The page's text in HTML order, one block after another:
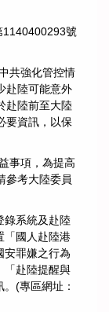
1140400293號
共強化管控情
赴陸可能意外
赴陸前至大陸
要資訊，以保
事項，為提高
參考大陸委員
錄系統及赴陸
「國人赴陸港
安罪嫌之行為
「赴陸提醒與
(專區網址：